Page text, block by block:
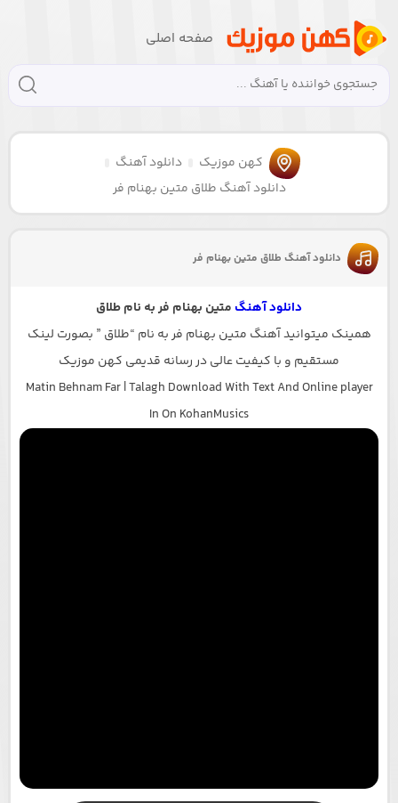
صفحه اصلی
کهن موزیک
دانلود آهنگ
دانلود آهنگ طلاق متین بهنام فر
دانلود آهنگ طلاق متین بهنام فر
دانلود آهنگ متین بهنام فر به نام طلاق
همینک میتوانید آهنگ متین بهنام فر به نام “طلاق ” بصورت لینک
مستقیم و با کیفیت عالی در رسانه قدیمی کهن موزیک
Matin Behnam Far | Talagh Download With Text And Online player
In On KohanMusics